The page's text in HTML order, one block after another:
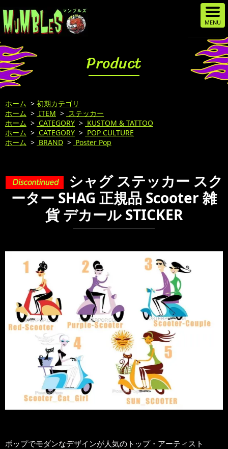
Product
ホーム > 初期カテゴリ
ホーム > ITEM > ステッカー
ホーム > CATEGORY > KUSTOM & TATTOO
ホーム > CATEGORY > POP CULTURE
ホーム > BRAND > Poster Pop
シャグ ステッカー スク
ーター SHAG 正規品 Scooter 雑
貨 デカール STICKER
ポップでモダンなデザインが人気のトップ・アーティスト